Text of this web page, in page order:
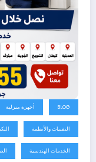
BLOG أجهزة منزلية
التقنيات والأنظمة
الخدمات الهندسية